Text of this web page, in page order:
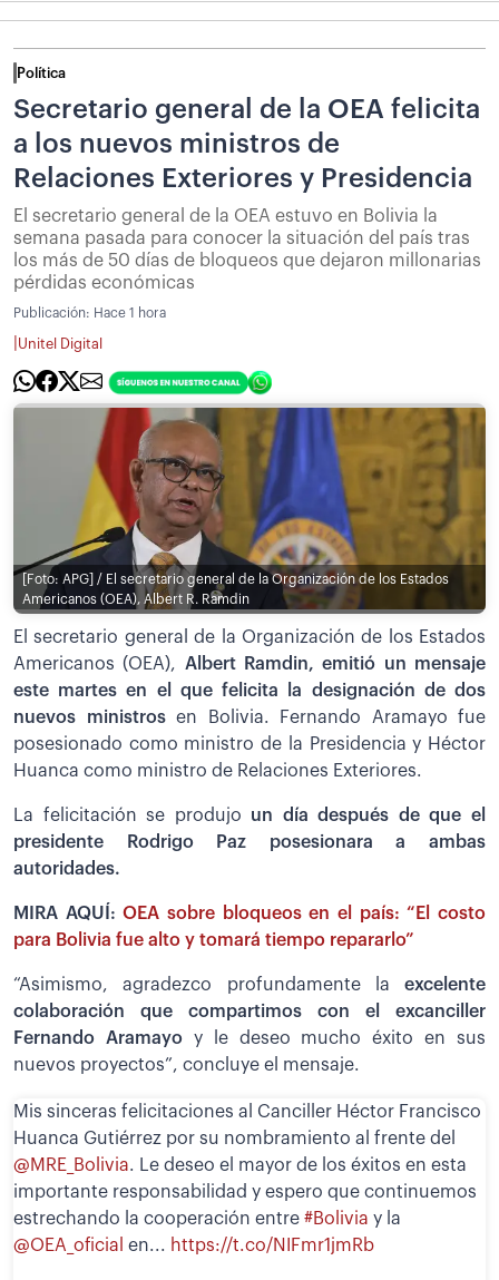
Política
Secretario general de la OEA felicita
a los nuevos ministros de
Relaciones Exteriores y Presidencia
El secretario general de la OEA estuvo en Bolivia la
semana pasada para conocer la situación del país tras
los más de 50 días de bloqueos que dejaron millonarias
pérdidas económicas
Publicación: Hace 1 hora
Unitel Digital
[Foto: APG] / El secretario general de la Organización de los Estados
Americanos (OEA), Albert R. Ramdin
El secretario general de la Organización de los Estados
Americanos (OEA), Albert Ramdin, emitió un mensaje
este martes en el que felicita la designación de dos
nuevos ministrosen Bolivia. Fernando Aramayo fue
posesionado como ministro de la Presidencia y Héctor
Huanca como ministro de Relaciones Exteriores.
La felicitación se produjo un día después de que el
presidente Rodrigo Paz posesionara a ambas
autoridades.
MIRA AQUÍ:OEA sobre bloqueos en el país: “El costo
para Bolivia fue alto y tomará tiempo repararlo”
“Asimismo, agradezco profundamente la excelente
colaboración que compartimos con el excanciller
Fernando Aramayoy le deseo mucho éxito en sus
nuevos proyectos”, concluye el mensaje.
Mis sinceras felicitaciones al Canciller Héctor Francisco
Huanca Gutiérrez por su nombramiento al frente del
@MRE_Bolivia. Le deseo el mayor de los éxitos en esta
importante responsabilidad y espero que continuemos
estrechando la cooperación entre #Bolivia y la
@OEA_oficial en... https://t.co/NIFmr1jmRb